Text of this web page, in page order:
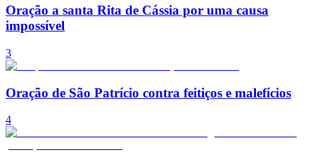
Oração a santa Rita de Cássia por uma causa
impossível
3
Oração de São Patrício contra feitiços e malefícios
4